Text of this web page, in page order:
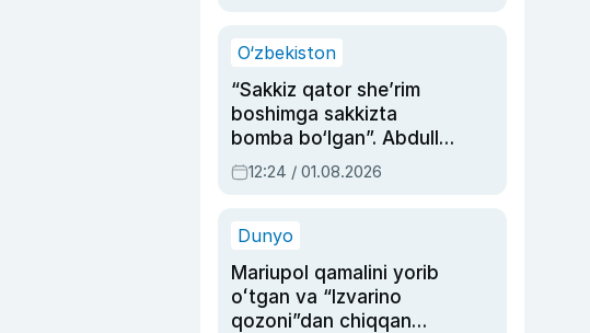
O‘zbekiston
“Sakkiz qator she’rim
boshimga sakkizta
bomba bo‘lgan”. Abdulla
Oripovni siyosiy
ayblovlardan asrab
12:24 / 01.08.2026
Dunyo
Mariupol qamalini yorib
oʻtgan va “Izvarino
qozoni”dan chiqqan